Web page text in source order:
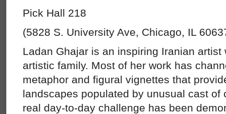
Pick Hall 218
(5828 S. University Ave, Chicago, IL
Ladan Ghajar is an inspiring Iranian artist
artistic family. Most of her work has
metaphor and figural vignettes that
landscapes populated by unusual cast of
real day-to-day challenge has been